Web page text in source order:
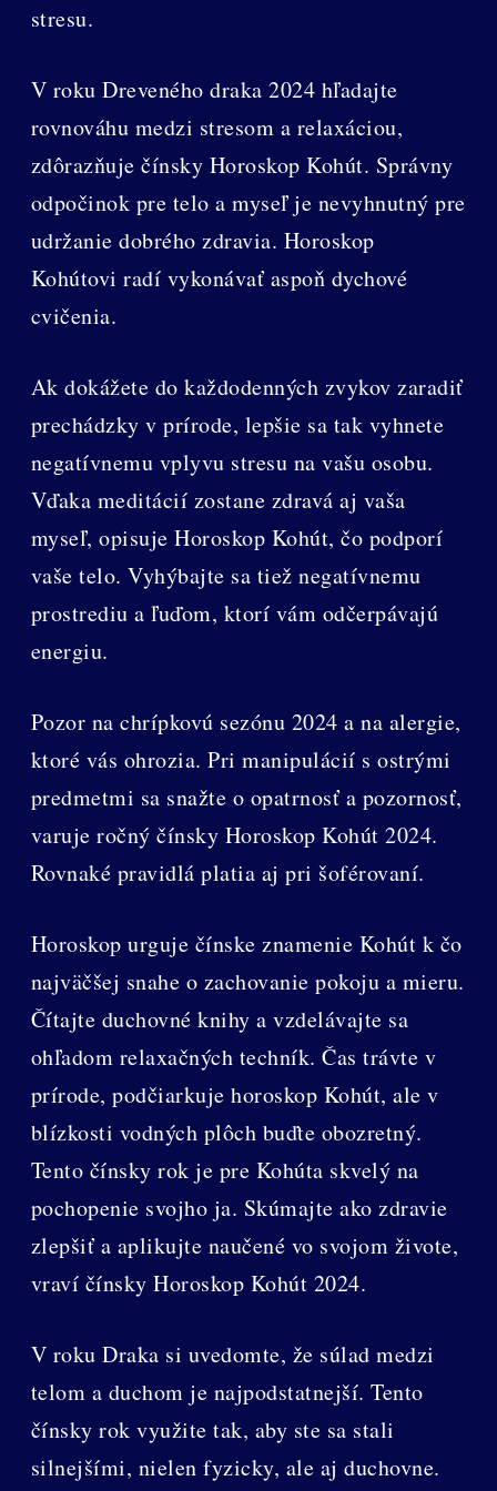
stresu.
V roku Dreveného draka 2024 hľadajte
rovnováhu medzi stresom a relaxáciou,
zdôrazňuje čínsky Horoskop Kohút. Správny
odpočinok pre telo a myseľ je nevyhnutný pre
udržanie dobrého zdravia. Horoskop
Kohútovi radí vykonávať aspoň dychové
cvičenia.
Ak dokážete do každodenných zvykov zaradiť
prechádzky v prírode, lepšie sa tak vyhnete
negatívnemu vplyvu stresu na vašu osobu.
Vďaka meditácií zostane zdravá aj vaša
myseľ, opisuje Horoskop Kohút, čo podporí
vaše telo. Vyhýbajte sa tiež negatívnemu
prostrediu a ľuďom, ktorí vám odčerpávajú
energiu.
Pozor na chrípkovú sezónu 2024 a na alergie,
ktoré vás ohrozia. Pri manipulácií s ostrými
predmetmi sa snažte o opatrnosť a pozornosť,
varuje ročný čínsky Horoskop Kohút 2024.
Rovnaké pravidlá platia aj pri šoférovaní.
Horoskop urguje čínske znamenie Kohút k čo
najväčšej snahe o zachovanie pokoju a mieru.
Čítajte duchovné knihy a vzdelávajte sa
ohľadom relaxačných techník. Čas trávte v
prírode, podčiarkuje horoskop Kohút, ale v
blízkosti vodných plôch buďte obozretný.
Tento čínsky rok je pre Kohúta skvelý na
pochopenie svojho ja. Skúmajte ako zdravie
zlepšiť a aplikujte naučené vo svojom živote,
vraví čínsky Horoskop Kohút 2024.
V roku Draka si uvedomte, že súlad medzi
telom a duchom je najpodstatnejší. Tento
čínsky rok využite tak, aby ste sa stali
silnejšími, nielen fyzicky, ale aj duchovne.